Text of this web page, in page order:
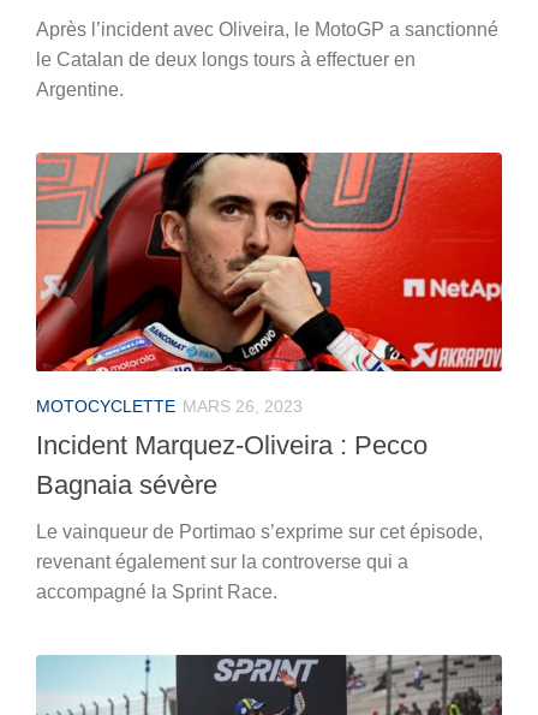
Après l’incident avec Oliveira, le MotoGP a sanctionné
le Catalan de deux longs tours à effectuer en
Argentine.
MOTOCYCLETTE MARS 26, 2023
Incident Marquez-Oliveira : Pecco
Bagnaia sévère
Le vainqueur de Portimao s’exprime sur cet épisode,
revenant également sur la controverse qui a
accompagné la Sprint Race.